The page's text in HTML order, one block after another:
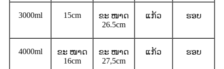
3000ml 15cm
ຂະ ໜາດ
26.5cm
ແກ້ວ ຮອບ
4000ml
ຂະ ໜາດ
16cm
ຂະ ໜາດ
27,5cm
ແກ້ວ ຮອບ